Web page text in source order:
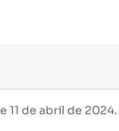
11 de abril de 2024.